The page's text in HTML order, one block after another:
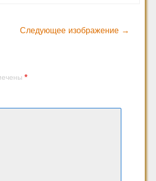
Следующее изображение →
*